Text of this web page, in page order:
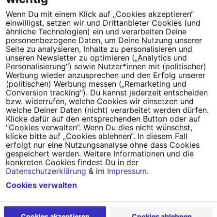
Tipps für deine Petition
Darum WeAct
Partnerprogramm
Erfolgreiche Petitionen
FAQs
Nutzungsbedingungen
Datenschutz
Impressum
Cookie-Einstellungen
Powered byCampact
Wenn Du mit einem Klick auf „Cookies akzeptieren“
einwilligst, setzen wir und Drittanbieter Cookies (und
ähnliche Technologien) ein und verarbeiten Deine
personenbezogene Daten, um Deine Nutzung unserer
Seite zu analysieren, Inhalte zu personalisieren und
unseren Newsletter zu optimieren („Analytics und
Personalisierung“) sowie Nutzer*innen mit (politischer)
Werbung wieder anzusprechen und den Erfolg unserer
(politischen) Werbung messen („Remarketing und
Conversion tracking“). Du kannst jederzeit entscheiden
bzw. widerrufen, welche Cookies wir einsetzen und
welche Deiner Daten (nicht) verarbeitet werden dürfen.
Klicke dafür auf den entsprechenden Button oder auf
“Cookies verwalten”. Wenn Du dies nicht wünschst,
klicke bitte auf „Cookies ablehnen“. In diesem Fall
erfolgt nur eine Nutzungsanalyse ohne dass Cookies
gespeichert werden. Weitere Informationen und die
konkreten Cookies findest Du in der
Datenschutzerklärung & im Impressum.
Cookies verwalten